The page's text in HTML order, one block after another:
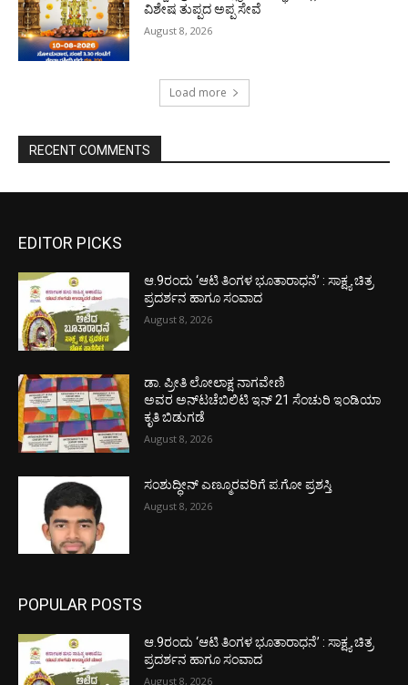
ವಿಶೇಷ ತುಪ್ಪದ ಅಪ್ಪ ಸೇವೆ
August 8, 2026
Load more
RECENT COMMENTS
EDITOR PICKS
ಆ.9ರಂದು ‘ಆಟಿ ತಿಂಗಳ ಭೂತಾರಾಧನೆ’ : ಸಾಕ್ಷ್ಯ ಚಿತ್ರ
ಪ್ರದರ್ಶನ ಹಾಗೂ ಸಂವಾದ
August 8, 2026
ಡಾ. ಪ್ರೀತಿ ಲೋಲಾಕ್ಷ ನಾಗವೇಣಿ
ಅವರ ಅನ್‌ಟಚೆಬಿಲಿಟಿ ಇನ್ 21 ಸೆಂಚುರಿ ಇಂಡಿಯಾ
ಕೃತಿ ಬಿಡುಗಡೆ
August 8, 2026
ಸಂಶುದ್ಧೀನ್ ಎಣ್ಮೂರವರಿಗೆ ಪ.ಗೋ ಪ್ರಶಸ್ತಿ
August 8, 2026
POPULAR POSTS
ಆ.9ರಂದು ‘ಆಟಿ ತಿಂಗಳ ಭೂತಾರಾಧನೆ’ : ಸಾಕ್ಷ್ಯ ಚಿತ್ರ
ಪ್ರದರ್ಶನ ಹಾಗೂ ಸಂವಾದ
August 8, 2026